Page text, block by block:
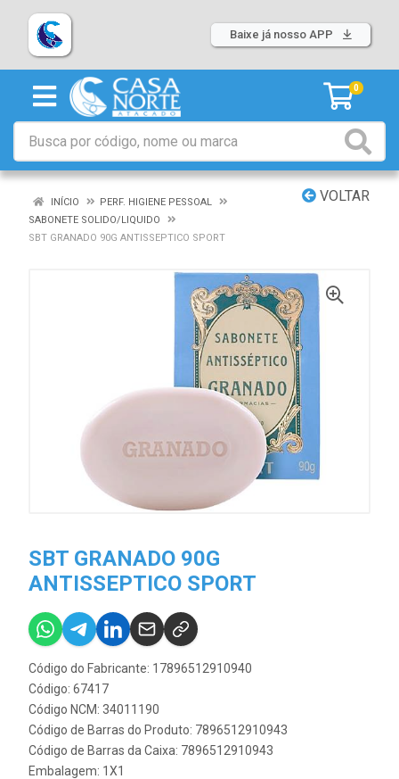
Baixe já nosso APP
0
VOLTAR
INÍCIO
PERF. HIGIENE PESSOAL
SABONETE SOLIDO/LIQUIDO
SBT GRANADO 90G ANTISSEPTICO SPORT
SBT GRANADO 90G
ANTISSEPTICO SPORT
Código do Fabricante: 17896512910940
Código: 67417
Código NCM: 34011190
Código de Barras do Produto: 7896512910943
Código de Barras da Caixa: 7896512910943
Embalagem: 1X1